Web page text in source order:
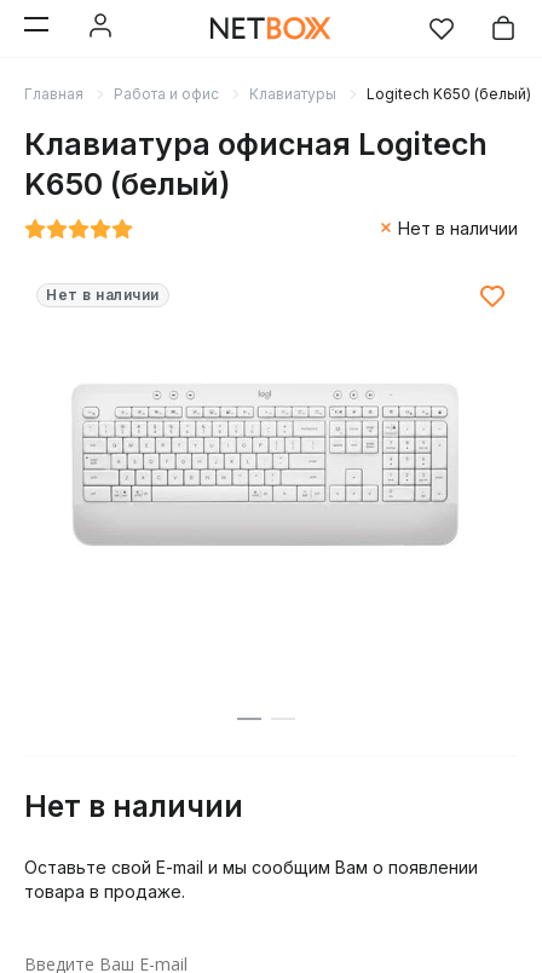
Главная Работа и офис Клавиатуры Logitech K650 (белый)
Клавиатура офисная Logitech
K650 (белый)
Нет в наличии
Нет в наличии
Нет в наличии
Оставьте свой E-mail и мы сообщим Вам о появлении
товара в продаже.